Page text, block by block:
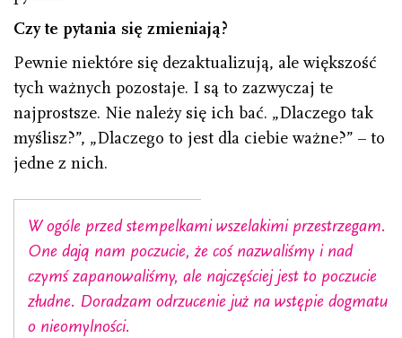
Czy te pytania się zmieniają?
Pewnie niektóre się dezaktualizują, ale większość
tych ważnych pozostaje. I są to zazwyczaj te
najprostsze. Nie należy się ich bać. „Dlaczego tak
myślisz?”, „Dlaczego to jest dla ciebie ważne?” – to
jedne z nich.
W ogóle przed stempelkami wszelakimi przestrzegam.
One dają nam poczucie, że coś nazwaliśmy i nad
czymś zapanowaliśmy, ale najczęściej jest to poczucie
złudne. Doradzam odrzucenie już na wstępie dogmatu
o nieomylności.